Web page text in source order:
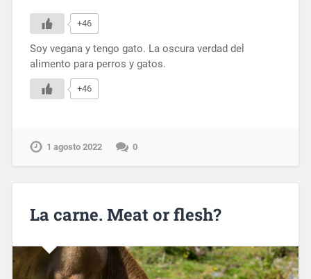
+46
Soy vegana y tengo gato. La oscura verdad del
alimento para perros y gatos.
+46
1 agosto 2022 0
La carne. Meat or flesh?